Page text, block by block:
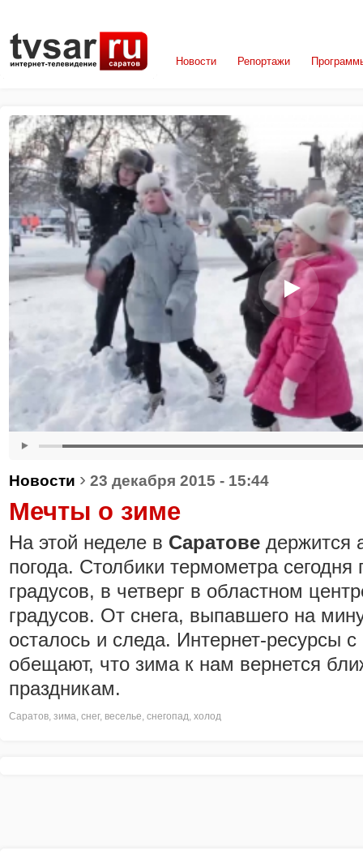
Новости Репортажи
Новости › 23 декабря 2015 - 15:44
Мечты о зиме
На этой неделе в Саратове держится
погода. Столбики термометра
градусов, в четверг в областном
градусов. От снега, выпавшего на
осталось и следа. Интернет-ресурсы
обещают, что зима к нам вернется
праздникам.
Саратов, зима, снег, веселье, снегопад, холод